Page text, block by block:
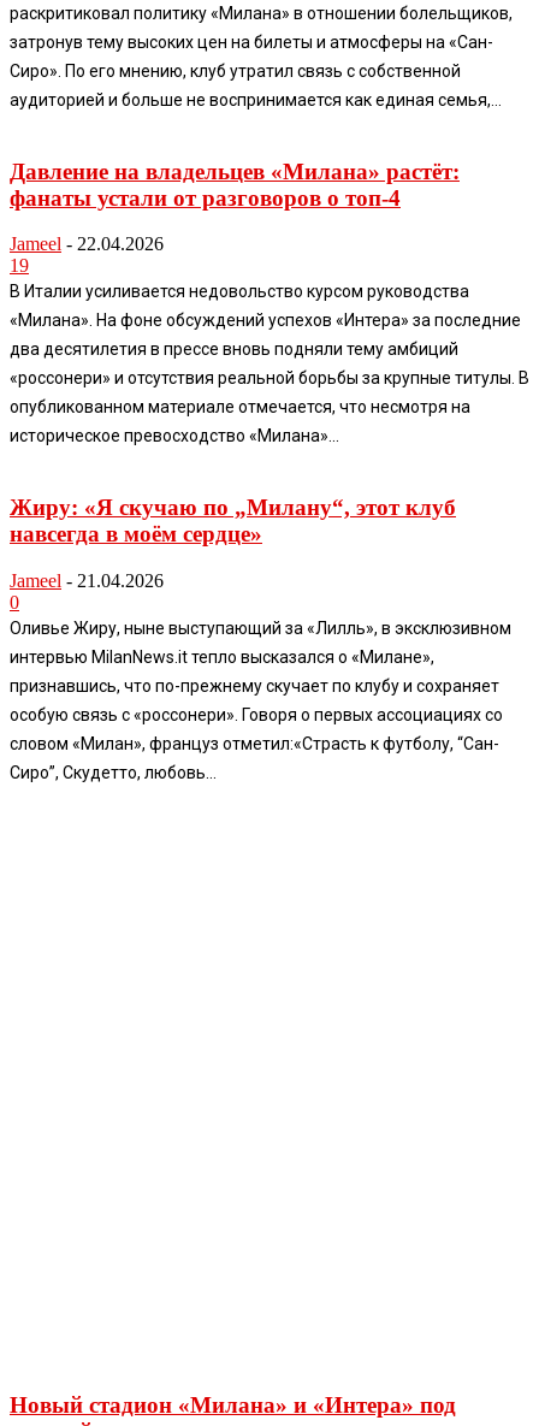
раскритиковал политику «Милана» в отношении болельщиков,
затронув тему высоких цен на билеты и атмосферы на «Сан-
Сиро». По его мнению, клуб утратил связь с собственной
аудиторией и больше не воспринимается как единая семья,...
Давление на владельцев «Милана» растёт:
фанаты устали от разговоров о топ-4
Jameel - 22.04.2026
19
В Италии усиливается недовольство курсом руководства
«Милана». На фоне обсуждений успехов «Интера» за последние
два десятилетия в прессе вновь подняли тему амбиций
«россонери» и отсутствия реальной борьбы за крупные титулы. В
опубликованном материале отмечается, что несмотря на
историческое превосходство «Милана»...
Жиру: «Я скучаю по „Милану“, этот клуб
навсегда в моём сердце»
Jameel - 21.04.2026
0
Оливье Жиру, ныне выступающий за «Лилль», в эксклюзивном
интервью MilanNews.it тепло высказался о «Милане»,
признавшись, что по-прежнему скучает по клубу и сохраняет
особую связь с «россонери». Говоря о первых ассоциациях со
словом «Милан», француз отметил:«Страсть к футболу, “Сан-
Сиро”, Скудетто, любовь...
Новый стадион «Милана» и «Интера» под